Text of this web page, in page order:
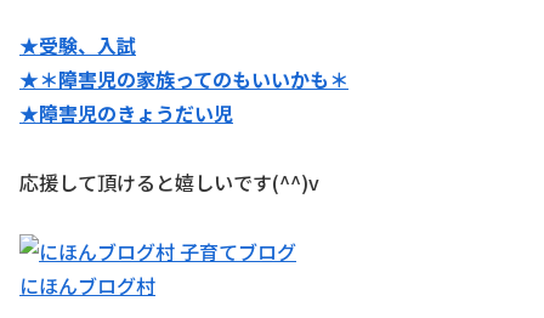
★受験、入試
★＊障害児の家族ってのもいいかも＊
★障害児のきょうだい児
応援して頂けると嬉しいです(^^)v
にほんブログ村